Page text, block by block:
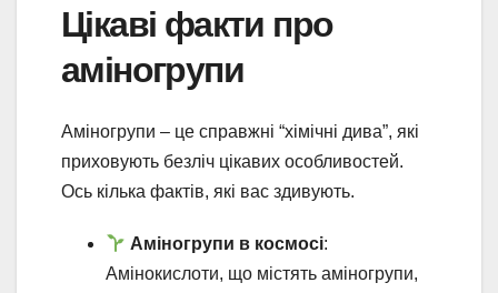
Цікаві факти про
аміногрупи
Аміногрупи – це справжні “хімічні дива”, які
приховують безліч цікавих особливостей.
Ось кілька фактів, які вас здивують.
Аміногрупи в космосі:
Амінокислоти, що містять аміногрупи,